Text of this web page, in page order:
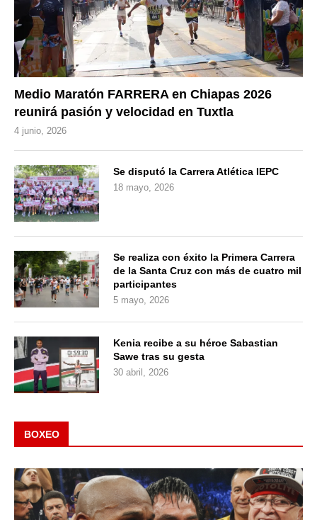
Medio Maratón FARRERA en Chiapas 2026
reunirá pasión y velocidad en Tuxtla
4 junio, 2026
Se disputó la Carrera Atlética IEPC
18 mayo, 2026
Se realiza con éxito la Primera Carrera
de la Santa Cruz con más de cuatro mil
participantes
5 mayo, 2026
Kenia recibe a su héroe Sabastian
Sawe tras su gesta
30 abril, 2026
BOXEO